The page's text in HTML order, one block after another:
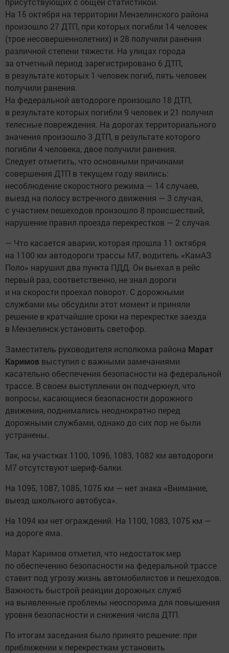
На 15 октября на территории Мензелинского района
произошло 27 ДТП, при которых погибли 14 человек
(трое несовершеннолетних) и 28 получили ранения
различной степени тяжести. На улицах города
за отчетный период зарегистрировано 6 ДТП,
в результате которых 1 человек погиб, пять человек
получили ранения.
На федеральной автодороге произошло 18 ДТП,
в результате которых погибли 9 человек и 21 получил
телесные повреждения. На дорогах территориального
значения произошло 3 ДТП, в результате которого
погибли 4 человека, двое получили ранения.
Следует отметить, что основными причинами
совершения ДТП в текущем году явились:
несоблюдение скоростного режима — 14 случаев,
выезд на полосу встречного движения — 3 случая,
с участием пешеходов произошло 8 происшествий,
нарушение правил проезда перекрестков — 2 случая.
— Что касается аварии, которая прошла 11 октября
на 1100 км автодороги трассы М7, водитель «КамАЗ
Поло» нарушил два пункта ПДД. Он выехал в рейс
первый раз, соответственно, не знал дороги
и на скорости проехал поворот. С дорожными
службами мы обсудили этот момент и приняли
решение в кратчайшие сроки на перекрестке заезда
в Мензелинск установить светофор.
Заместитель руководителя исполкома района Марат
Каримов выступил с важными замечаниями
касательно обеспечения безопасности на федеральной
трассе. В своем выступлении он подчеркнул, что
вопросы, касающиеся безопасности дорожного
движения, поднимались неоднократно перед
дорожными службами, однако до сих пор не были
устранены.
Так, на участках 1100, 1096, 1083, 1082 км автодороги
М7 отсутствуют шериф-балки.
На 1095, 1087, 1085, 1075 км — нет знака «Внимание,
выезд школьного автобуса».
На 1094 км нет ограждений. На 1100, 1083, 1075 км —
на дороге яма.
Марат Каримов отметил, что недостаток мер
по обеспечению безопасности на федеральной трассе
ставит под угрозу жизнь автомобилистов и пешеходов.
Важность быстрой реакции дорожных служб
на выявленные проблемы неоспорима для повышения
уровня безопасности и снижения числа ДТП.
По итогам заседания было принято решение: при
приближении к перекресткам установить